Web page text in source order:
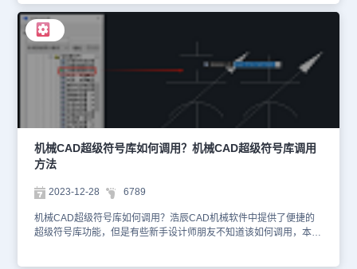
如果【线型管理器】中没有所需的线型，可以点击【加载】按钮，从
而加载需要的线型。这样，就可以确保每个图层都符合需求，以便我
们能够更好地组织和管理图形中的元素。2、确定设计方案。在CAD
制图过程中，设计方案是画图的灵魂。在开始画图之前，先选择要画
线型的图层，通常从中心线开始，作为基准。然后，逐步描绘出不同
线型的图形，利用修剪等工具使图形更加完美。3、剖面线的添加。
在绘制剖面线时，首先需确定剖面类型、角度和比例。接着，挑选出
最能展现物体内部结构的剖面进行绘制。4、尺寸标注。包括基本尺
寸及基本公差，形位公差，粗糙度，剖面符号等。5、编写技术要
求。6、添加图框及标题栏，如果是装配图还有标注零部件序号及明
细表。在整个CAD画图过程中，要注意保持清晰的思路和严谨的态
度，遵循CAD制图的规范和要求，以确保最终的设计效果能够达到预
期的目标。
机械CAD超级符号库如何调用？机械CAD超级符号库调用
方法
2023-12-28 6789
机械CAD超级符号库如何调用？浩辰CAD机械软件中提供了便捷的
超级符号库功能，但是有些新手设计师朋友不知道该如何调用，本节